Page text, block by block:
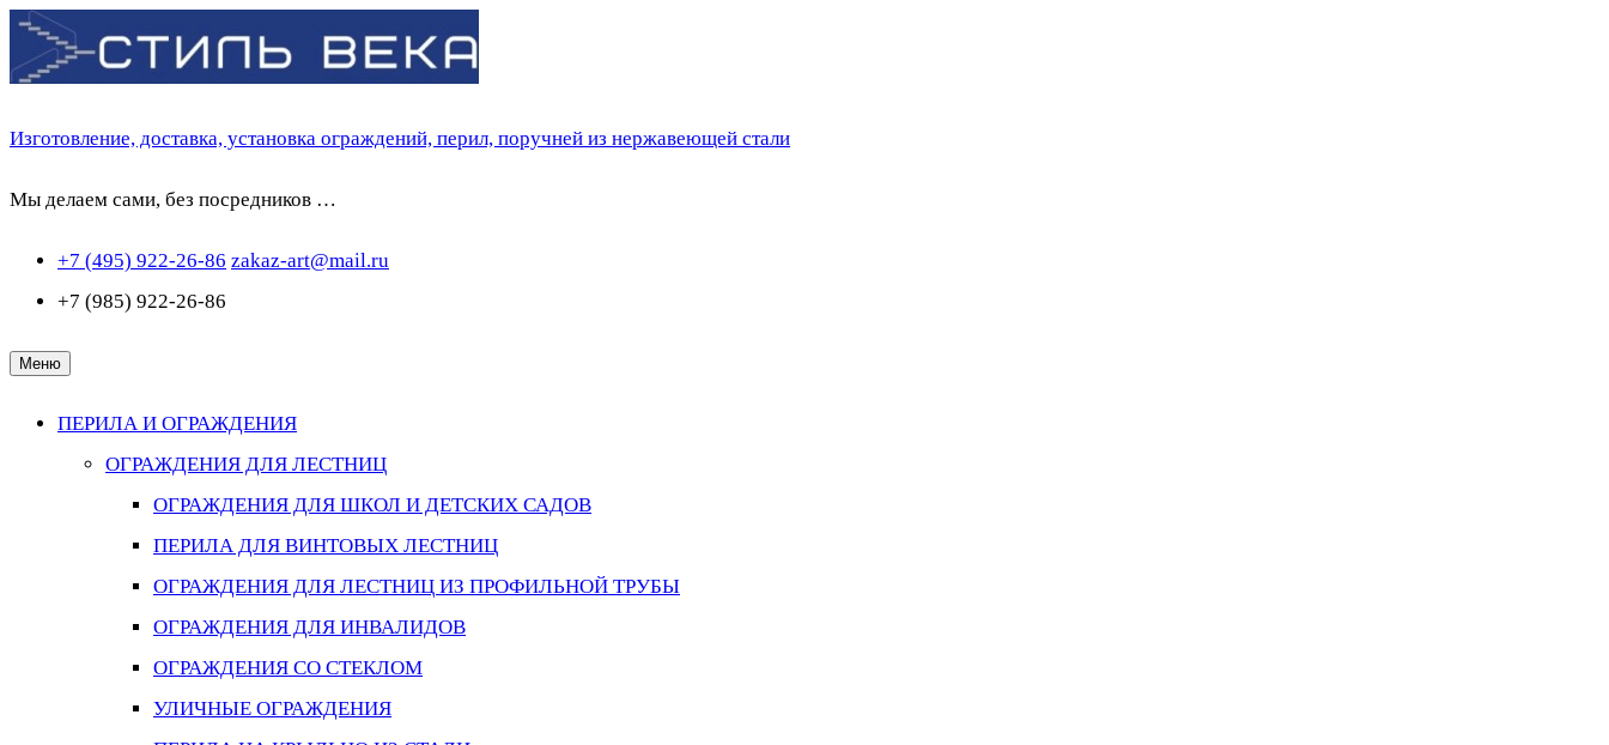
Перейти
к
Изготовление, доставка, установка ограждений, перил, поручней из нержавеющей стали
Мы делаем сами, без посредников …
+7 (495) 922-26-86 zakaz-art@mail.ru
+7 (985) 922-26-86
Меню
ПЕРИЛА И ОГРАЖДЕНИЯ
ОГРАЖДЕНИЯ ДЛЯ ЛЕСТНИЦ
ОГРАЖДЕНИЯ ДЛЯ ШКОЛ И ДЕТСКИХ САДОВ
ПЕРИЛА ДЛЯ ВИНТОВЫХ ЛЕСТНИЦ
ОГРАЖДЕНИЯ ДЛЯ ЛЕСТНИЦ ИЗ ПРОФИЛЬНОЙ ТРУБЫ
ОГРАЖДЕНИЯ ДЛЯ ИНВАЛИДОВ
ОГРАЖДЕНИЯ СО СТЕКЛОМ
УЛИЧНЫЕ ОГРАЖДЕНИЯ